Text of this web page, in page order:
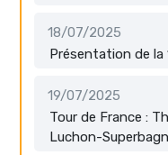
18/07/2025
Présentation de la
19/07/2025
Tour de France :
Luchon-